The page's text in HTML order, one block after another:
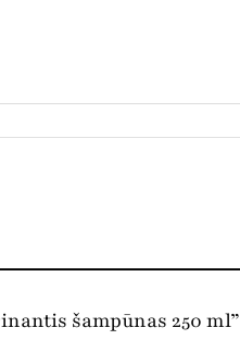
šampūnas 250 ml”